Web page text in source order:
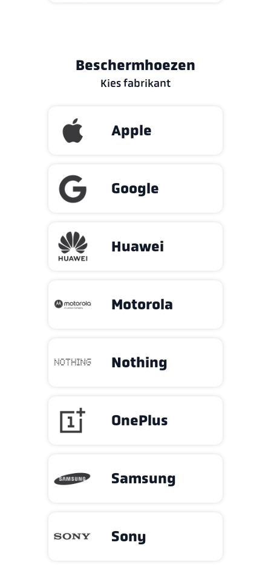
Beschermhoezen
Kies fabrikant
Apple
Google
Huawei
Motorola
Nothing
OnePlus
Samsung
Sony